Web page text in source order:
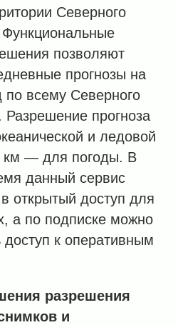
Северного
Функциональные
позволяют
прогнозы на
по всему Северного
Разрешение прогноза
и ледовой
км — для погоды. В
данный сервис
открытый доступ для
а по подписке можно
доступ к оперативным
разрешения
и